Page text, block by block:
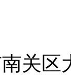
关区